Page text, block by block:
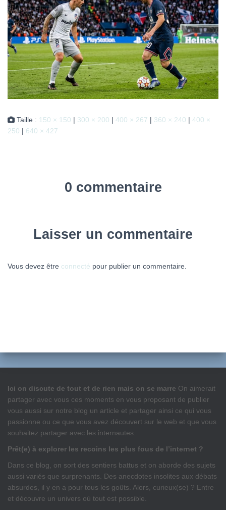
Taille : 150 × 150 | 300 × 200 | 400 × 267 | 360 × 240 | 400 ×
250 | 640 × 427
0 commentaire
Laisser un commentaire
Vous devez être connecté pour publier un commentaire.
Ici on discute de tout et de rien mais on se marre On aimerait
partager avec vous ces moments en vous proposant de publier
vous aussi sur notre blog un article et partager ainsi ce qui vous
passionne ou ce que vous avez découvert sur le web et que vous
souhaitez partager avec les internautes.
Prêt(e) à explorer les recoins les plus fous de l’internet ?
Dans ce blog, on sort des sentiers battus et on aborde des sujets
aussi variés que surprenants. Des anecdotes insolites aux débats
absurdes, il y en a pour tous les goûts. Alors, curieux(se) ? Entre
et découvre un univers où tout est possible.